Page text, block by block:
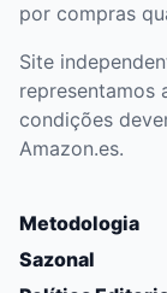
por compras
Site
representamos
condições
Amazon.es.
Metodologia
Sazonal